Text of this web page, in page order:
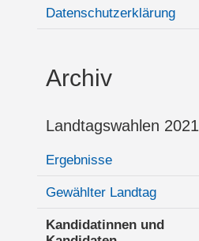
Datenschutzerklärung
Archiv
Landtagswahlen 2021
Ergebnisse
Gewählter Landtag
Kandidatinnen und